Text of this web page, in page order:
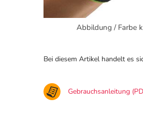
Abbildung / Farbe
Bei diesem Artikel handelt es
Gebrauchsanleitung